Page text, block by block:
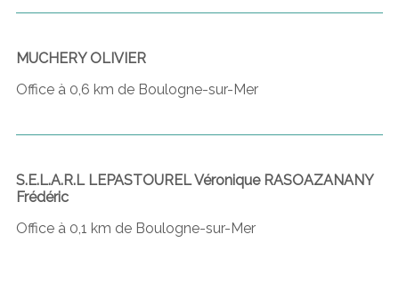
MUCHERY OLIVIER
Office à 0,6 km de Boulogne-sur-Mer
S.E.L.A.R.L LEPASTOUREL Véronique RASOAZANANY
Frédéric
Office à 0,1 km de Boulogne-sur-Mer